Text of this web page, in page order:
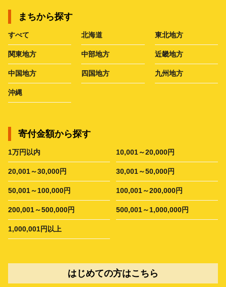
まちから探す
すべて 北海道 東北地方
関東地方 中部地方 近畿地方
中国地方 四国地方 九州地方
沖縄
寄付金額から探す
1万円以内 10,001～20,000円
20,001～30,000円 30,001～50,000円
50,001～100,000円 100,001～200,000円
200,001～500,000円 500,001～1,000,000円
1,000,001円以上
はじめての方はこちら